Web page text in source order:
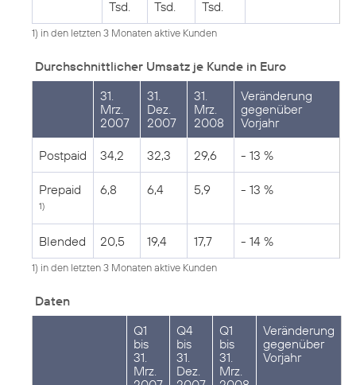
Tsd. Tsd. Tsd.
1) in den letzten 3 Monaten aktive Kunden
Durchschnittlicher Umsatz je Kunde in Euro
31.
Mrz.
2007
31.
Dez.
2007
31.
Mrz.
2008
Veränderung
gegenüber
Vorjahr
Postpaid 34,2 32,3 29,6 - 13 %
Prepaid
1)
6,8 6,4 5,9 - 13 %
Blended 20,5 19,4 17,7 - 14 %
1) in den letzten 3 Monaten aktive Kunden
Daten
Q1
bis
31.
Mrz.
Q4
bis
31.
Dez.
Q1
bis
31.
Mrz.
Veränderung
gegenüber
Vorjahr